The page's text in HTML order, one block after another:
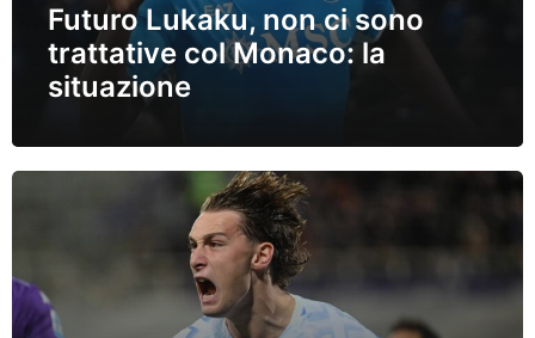
Futuro Lukaku, non ci sono
trattative col Monaco: la
situazione